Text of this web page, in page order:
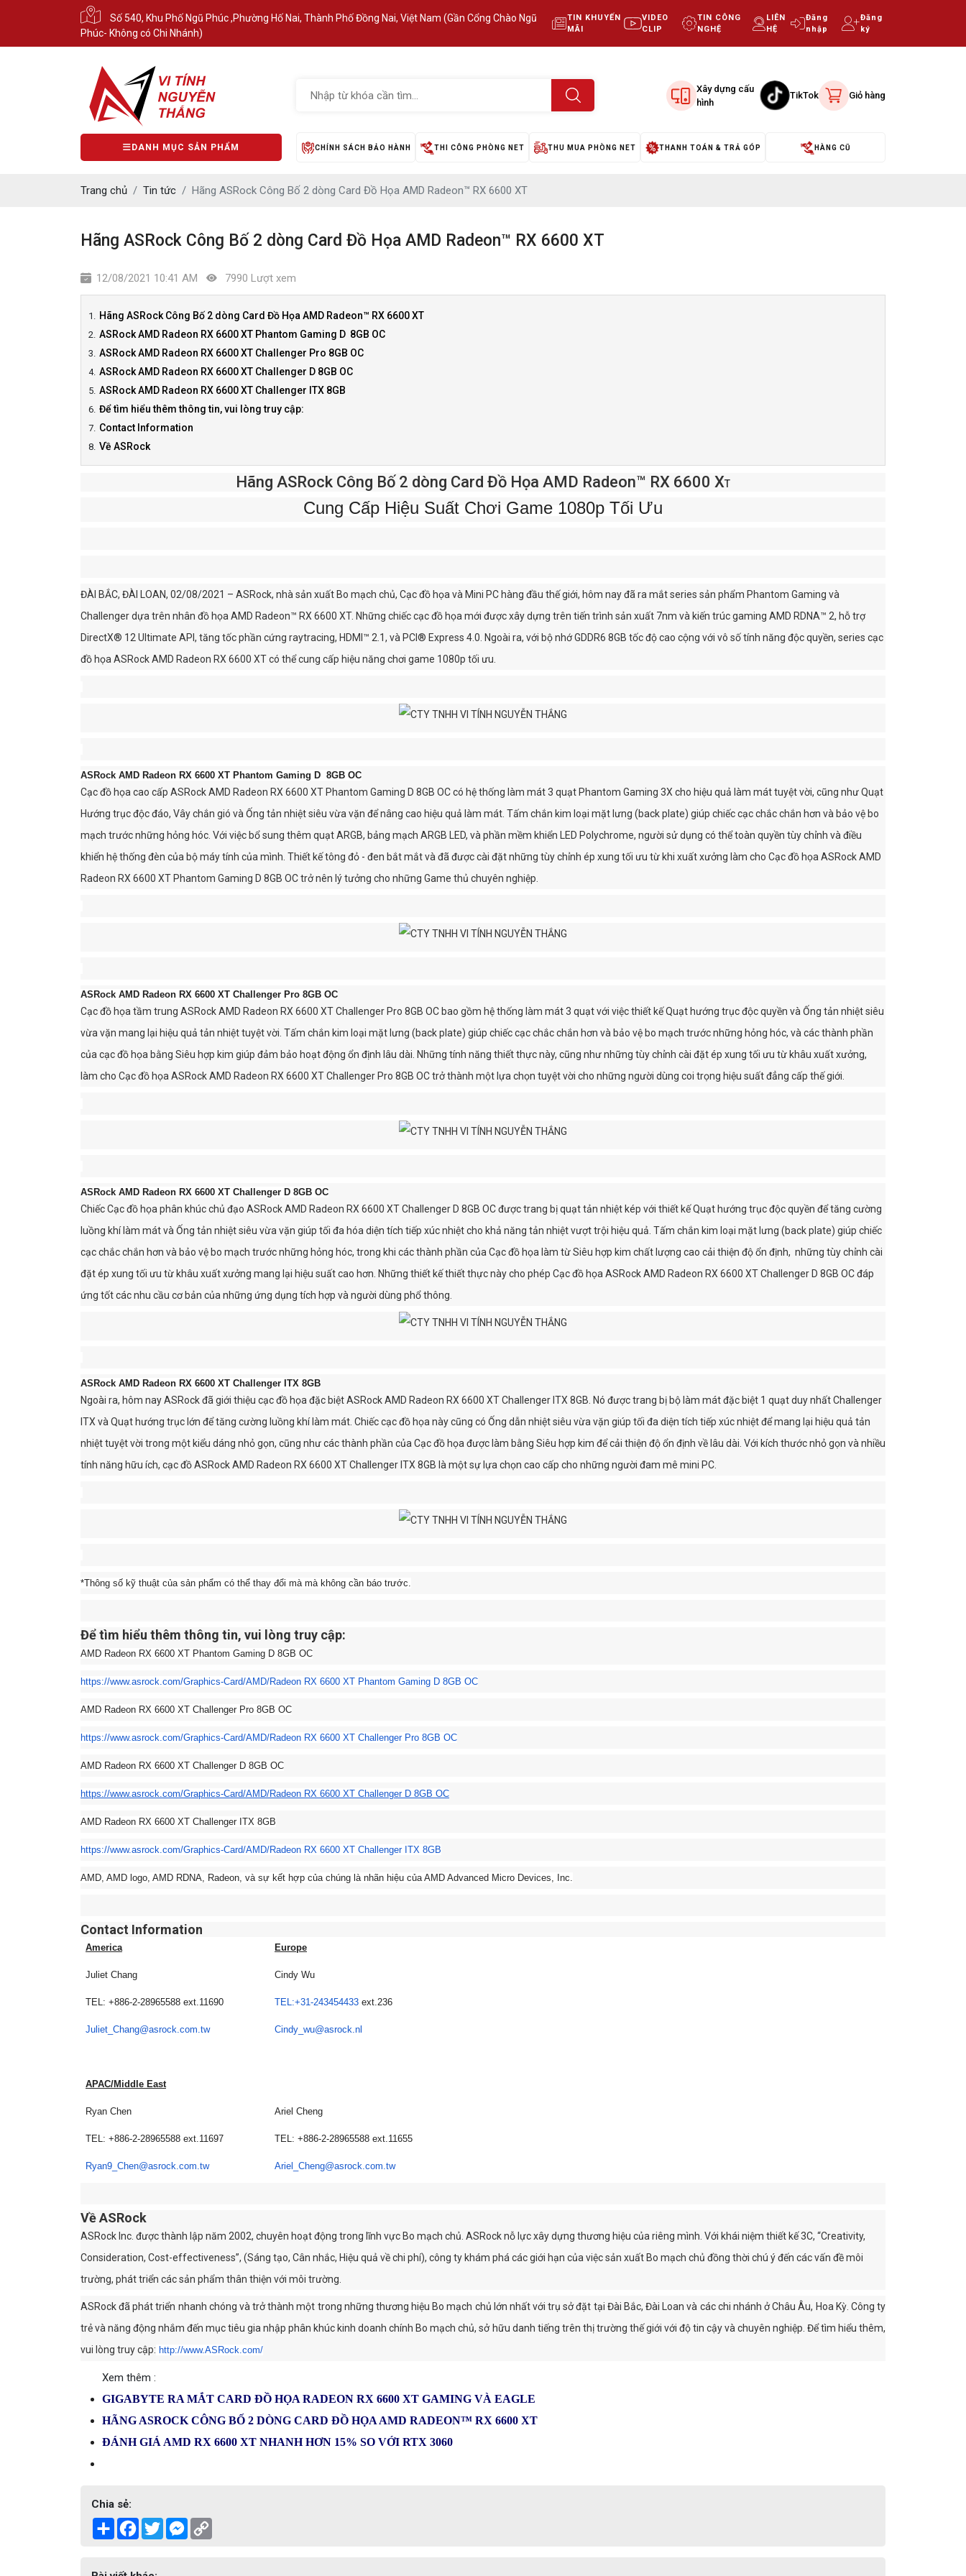
Số 540, Khu Phố Ngũ Phúc ,Phường Hố Nai, Thành Phố Đồng Nai, Việt Nam (Gần Cổng Chào Ngũ
Phúc- Không có Chi Nhánh)
TIN KHUYẾN
MÃI
VIDEO
CLIP
TIN CÔNG
NGHỆ
LIÊN
HỆ
Đăng
nhập
Đăng
ký
Xây dựng cấu
hình
TikTok Giỏ hàng
DANH MỤC SẢN PHẨM CHÍNH SÁCH BẢO HÀNH THI CÔNG PHÒNG NET THU MUA PHÒNG NET THANH TOÁN & TRẢ GÓP HÀNG CŨ
Trang chủ Tin tức Hãng ASRock Công Bố 2 dòng Card Đồ Họa AMD Radeon™ RX 6600 XT
Hãng ASRock Công Bố 2 dòng Card Đồ Họa AMD Radeon™ RX 6600 XT
12/08/2021 10:41 AM 7990 Lượt xem
Hãng ASRock Công Bố 2 dòng Card Đồ Họa AMD Radeon™ RX 6600 XT
ASRock AMD Radeon RX 6600 XT Phantom Gaming D 8GB OC
ASRock AMD Radeon RX 6600 XT Challenger Pro 8GB OC
ASRock AMD Radeon RX 6600 XT Challenger D 8GB OC
ASRock AMD Radeon RX 6600 XT Challenger ITX 8GB
Để tìm hiểu thêm thông tin, vui lòng truy cập:
Contact Information
Về ASRock
Hãng ASRock Công Bố 2 dòng Card Đồ Họa AMD Radeon™ RX 6600 XT
Cung Cấp Hiệu Suất Chơi Game 1080p Tối Ưu
ĐÀI BẮC, ĐÀI LOAN, 02/08/2021 – ASRock, nhà sản xuất Bo mạch chủ, Cạc đồ họa và Mini PC hàng đầu thế giới, hôm nay đã ra mắt series sản phẩm Phantom Gaming và
Challenger dựa trên nhân đồ họa AMD Radeon™ RX 6600 XT. Những chiếc cạc đồ họa mới được xây dựng trên tiến trình sản xuất 7nm và kiến trúc gaming AMD RDNA™ 2, hỗ trợ
DirectX® 12 Ultimate API, tăng tốc phần cứng raytracing, HDMI™ 2.1, và PCI® Express 4.0. Ngoài ra, với bộ nhớ GDDR6 8GB tốc độ cao cộng với vô số tính năng độc quyền, series cạc
đồ họa ASRock AMD Radeon RX 6600 XT có thể cung cấp hiệu năng chơi game 1080p tối ưu.
ASRock AMD Radeon RX 6600 XT Phantom Gaming D 8GB OC
Cạc đồ họa cao cấp ASRock AMD Radeon RX 6600 XT Phantom Gaming D 8GB OC có hệ thống làm mát 3 quạt Phantom Gaming 3X cho hiệu quả làm mát tuyệt vời, cũng như Quạt
Hướng trục độc đáo, Vây chắn gió và Ống tản nhiệt siêu vừa vặn để nâng cao hiệu quả làm mát. Tấm chắn kim loại mặt lưng (back plate) giúp chiếc cạc chắc chắn hơn và bảo vệ bo
mạch trước những hỏng hóc. Với việc bổ sung thêm quạt ARGB, bảng mạch ARGB LED, và phần mềm khiển LED Polychrome, người sử dụng có thể toàn quyền tùy chỉnh và điều
khiển hệ thống đèn của bộ máy tính của mình. Thiết kế tông đỏ - đen bắt mắt và đã được cài đặt những tùy chỉnh ép xung tối ưu từ khi xuất xưởng làm cho Cạc đồ họa ASRock AMD
Radeon RX 6600 XT Phantom Gaming D 8GB OC trở nên lý tưởng cho những Game thủ chuyên nghiệp.
ASRock AMD Radeon RX 6600 XT Challenger Pro 8GB OC
Cạc đồ họa tầm trung ASRock AMD Radeon RX 6600 XT Challenger Pro 8GB OC bao gồm hệ thống làm mát 3 quạt với việc thiết kế Quạt hướng trục độc quyền và Ống tản nhiệt siêu
vừa vặn mang lại hiệu quả tản nhiệt tuyệt vời. Tấm chắn kim loại mặt lưng (back plate) giúp chiếc cạc chắc chắn hơn và bảo vệ bo mạch trước những hỏng hóc, và các thành phần
của cạc đồ họa bằng Siêu hợp kim giúp đảm bảo hoạt động ổn định lâu dài. Những tính năng thiết thực này, cũng như những tùy chỉnh cài đặt ép xung tối ưu từ khâu xuất xưởng,
làm cho Cạc đồ họa ASRock AMD Radeon RX 6600 XT Challenger Pro 8GB OC trở thành một lựa chọn tuyệt vời cho những người dùng coi trọng hiệu suất đẳng cấp thế giới.
ASRock AMD Radeon RX 6600 XT Challenger D 8GB OC
Chiếc Cạc đồ họa phân khúc chủ đạo ASRock AMD Radeon RX 6600 XT Challenger D 8GB OC được trang bị quạt tản nhiệt kép với thiết kế Quạt hướng trục độc quyền để tăng cường
luồng khí làm mát và Ống tản nhiệt siêu vừa vặn giúp tối đa hóa diện tích tiếp xúc nhiệt cho khả năng tản nhiệt vượt trội hiệu quả. Tấm chắn kim loại mặt lưng (back plate) giúp chiếc
cạc chắc chắn hơn và bảo vệ bo mạch trước những hỏng hóc, trong khi các thành phần của Cạc đồ họa làm từ Siêu hợp kim chất lượng cao cải thiện độ ổn định, những tùy chỉnh cài
đặt ép xung tối ưu từ khâu xuất xưởng mang lại hiệu suất cao hơn. Những thiết kế thiết thực này cho phép Cạc đồ họa ASRock AMD Radeon RX 6600 XT Challenger D 8GB OC đáp
ứng tốt các nhu cầu cơ bản của những ứng dụng tích hợp và người dùng phổ thông.
ASRock AMD Radeon RX 6600 XT Challenger ITX 8GB
Ngoài ra, hôm nay ASRock đã giới thiệu cạc đồ họa đặc biệt ASRock AMD Radeon RX 6600 XT Challenger ITX 8GB. Nó được trang bị bộ làm mát đặc biệt 1 quạt duy nhất Challenger
ITX và Quạt hướng trục lớn để tăng cường luồng khí làm mát. Chiếc cạc đồ họa này cũng có Ống dẫn nhiệt siêu vừa vặn giúp tối đa diện tích tiếp xúc nhiệt để mang lại hiệu quả tản
nhiệt tuyệt vời trong một kiểu dáng nhỏ gọn, cũng như các thành phần của Cạc đồ họa được làm bằng Siêu hợp kim để cải thiện độ ổn định về lâu dài. Với kích thước nhỏ gọn và nhiều
tính năng hữu ích, cạc đồ ASRock AMD Radeon RX 6600 XT Challenger ITX 8GB là một sự lựa chọn cao cấp cho những người đam mê mini PC.
*Thông số kỹ thuật của sản phẩm có thể thay đổi mà mà không cần báo trước.
Để tìm hiểu thêm thông tin, vui lòng truy cập:
AMD Radeon RX 6600 XT Phantom Gaming D 8GB OC
https://www.asrock.com/Graphics-Card/AMD/Radeon RX 6600 XT Phantom Gaming D 8GB OC
AMD Radeon RX 6600 XT Challenger Pro 8GB OC
https://www.asrock.com/Graphics-Card/AMD/Radeon RX 6600 XT Challenger Pro 8GB OC
AMD Radeon RX 6600 XT Challenger D 8GB OC
https://www.asrock.com/Graphics-Card/AMD/Radeon RX 6600 XT Challenger D 8GB OC
AMD Radeon RX 6600 XT Challenger ITX 8GB
https://www.asrock.com/Graphics-Card/AMD/Radeon RX 6600 XT Challenger ITX 8GB
AMD, AMD logo, AMD RDNA, Radeon, và sự kết hợp của chúng là nhãn hiệu của AMD Advanced Micro Devices, Inc.
Contact Information
America Europe
Juliet Chang Cindy Wu
TEL: +886-2-28965588 ext.11690 TEL:+31-243454433 ext.236
Juliet_Chang@asrock.com.tw Cindy_wu@asrock.nl
APAC/Middle East
Ryan Chen Ariel Cheng
TEL: +886-2-28965588 ext.11697 TEL: +886-2-28965588 ext.11655
Ryan9_Chen@asrock.com.tw Ariel_Cheng@asrock.com.tw
Về ASRock
ASRock Inc. được thành lập năm 2002, chuyên hoạt động trong lĩnh vực Bo mạch chủ. ASRock nỗ lực xây dựng thương hiệu của riêng mình. Với khái niệm thiết kế 3C, “Creativity,
Consideration, Cost-effectiveness”, (Sáng tạo, Cân nhắc, Hiệu quả về chi phí), công ty khám phá các giới hạn của việc sản xuất Bo mạch chủ đồng thời chú ý đến các vấn đề môi
trường, phát triển các sản phẩm thân thiện với môi trường.
ASRock đã phát triển nhanh chóng và trở thành một trong những thương hiệu Bo mạch chủ lớn nhất với trụ sở đặt tại Đài Bắc, Đài Loan và các chi nhánh ở Châu Âu, Hoa Kỳ. Công ty
trẻ và năng động nhắm đến mục tiêu gia nhập phân khúc kinh doanh chính Bo mạch chủ, sở hữu danh tiếng trên thị trường thế giới với độ tin cậy và chuyên nghiệp. Để tìm hiểu thêm,
vui lòng truy cập: http://www.ASRock.com/
Xem thêm :
GIGABYTE RA MẮT CARD ĐỒ HỌA RADEON RX 6600 XT GAMING VÀ EAGLE
HÃNG ASROCK CÔNG BỐ 2 DÒNG CARD ĐỒ HỌA AMD RADEON™ RX 6600 XT
ĐÁNH GIÁ AMD RX 6600 XT NHANH HƠN 15% SO VỚI RTX 3060
Chia sẻ:
Share Facebook
TwitterMessenger